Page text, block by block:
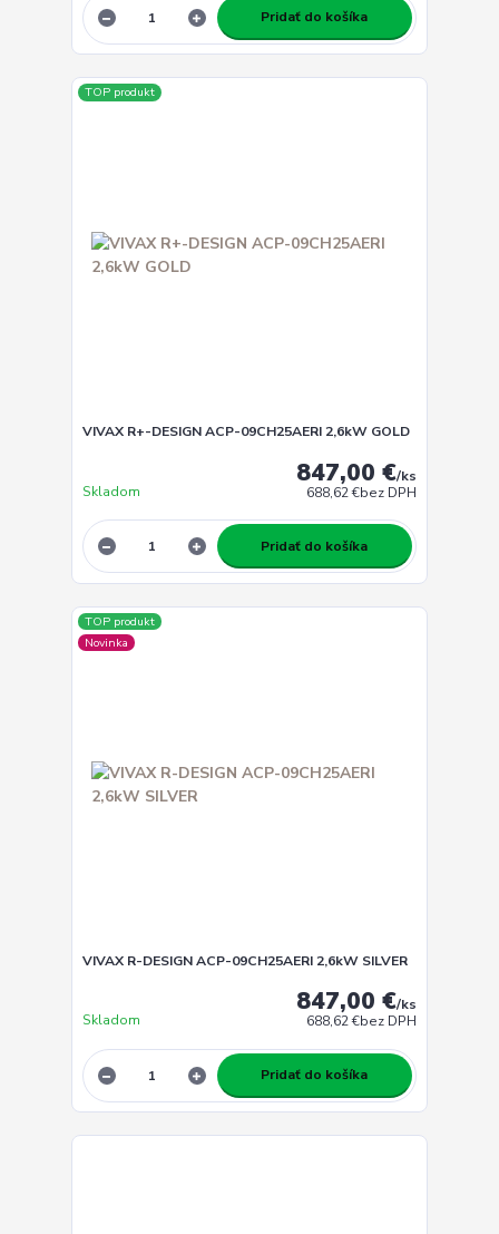
Pridať do košíka
TOP produkt
VIVAX R+-DESIGN ACP-09CH25AERI 2,6kW GOLD
847,00 €/ks
688,62 €bez DPH
Skladom
Pridať do košíka
TOP produkt
Novinka
VIVAX R-DESIGN ACP-09CH25AERI 2,6kW SILVER
847,00 €/ks
688,62 €bez DPH
Skladom
Pridať do košíka